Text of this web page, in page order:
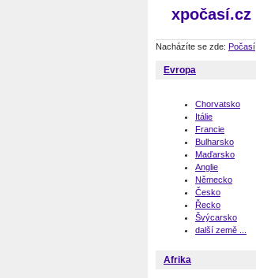
xpočasí.cz
Nacházíte se zde: Počasí
Evropa
Chorvatsko
Itálie
Francie
Bulharsko
Maďarsko
Anglie
Německo
Česko
Řecko
Švýcarsko
další země ...
Afrika